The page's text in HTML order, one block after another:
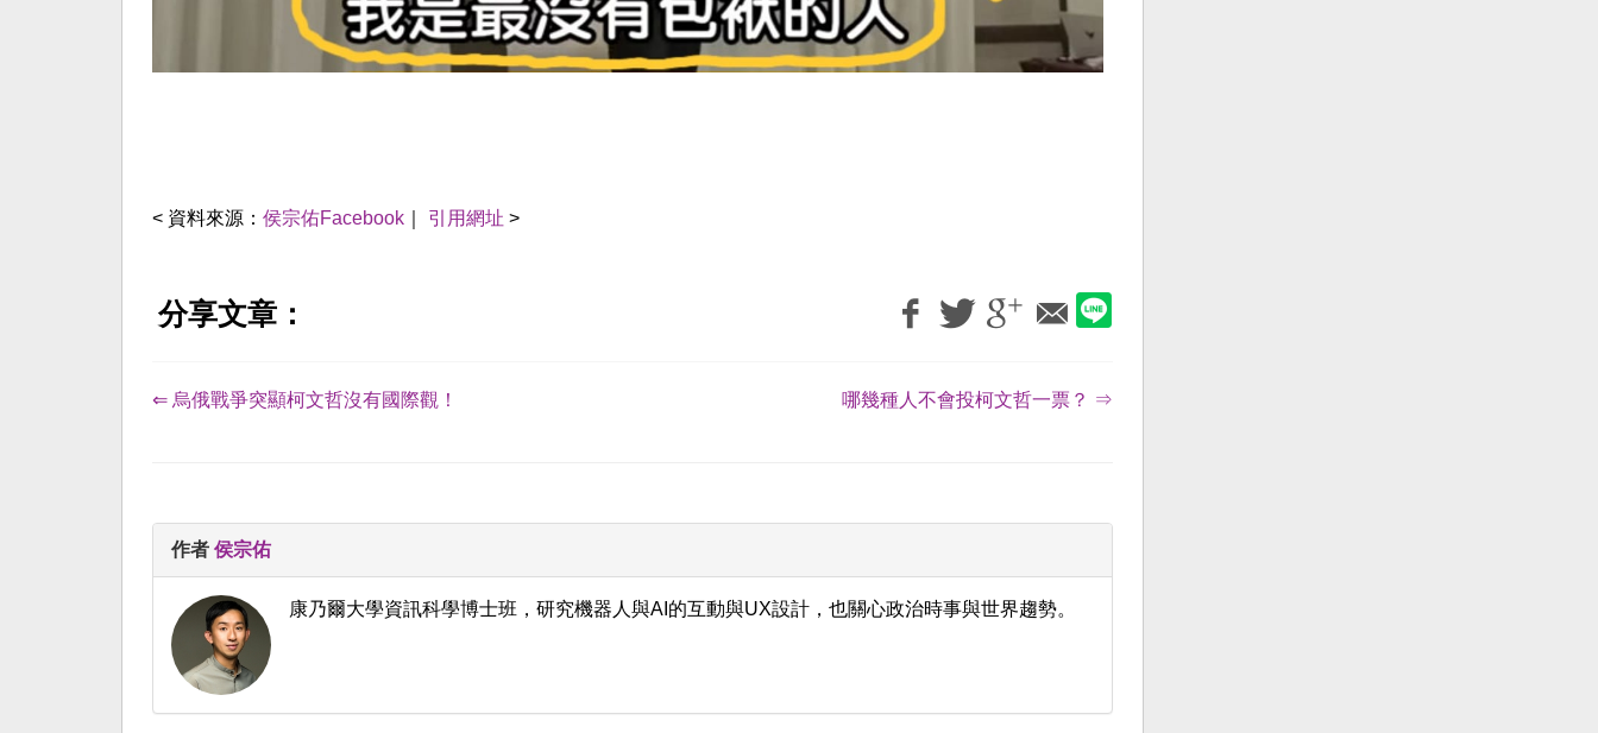
< 資料來源： 侯宗佑Facebook 引用網址 >
分享文章：
⇐ 烏俄戰爭突顯柯文哲沒有國際觀！ 哪幾種人不會投柯文哲一票？ ⇒
作者 侯宗佑
康乃爾大學資訊科學博士班，研究機器人與AI的互動與UX設計，也關心政治時事與世界趨勢。